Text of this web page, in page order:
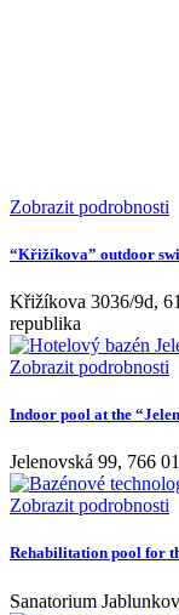
Zobrazit podrobnosti
“Křižíkova” outdoor
Křižíkova 3036/9d,
republika
Zobrazit podrobnosti
Indoor pool at the
Jelenovská 99, 766
Zobrazit podrobnosti
Rehabilitation pool for
Sanatorium